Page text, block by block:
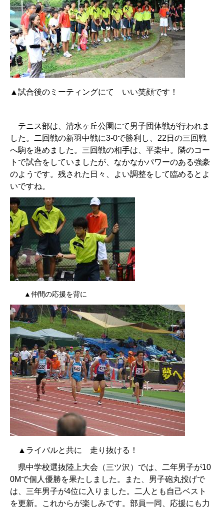
▲試合後のミーティングにて いい笑顔です！
テニス部は、清水ヶ丘公園にて男子団体戦が行われま
した。二回戦の新羽中戦に3-0で勝利し、22日の三回戦
へ駒を進めました。三回戦の相手は、平楽中。隣のコー
トで試合をしていましたが、なかなかパワーのある強豪
のようです。残された日々、よい調整をして臨めるとよ
いですね。
▲仲間の応援を背に
▲ライバルと共に 走り抜ける！
県中学校選抜陸上大会（三ツ沢）では、二年男子が10
0Mで個人優勝を果たしました。また、男子砲丸投げで
は、三年男子が4位に入りました。二人とも自己ベスト
を更新。これからが楽しみです。部員一同、応援にも力